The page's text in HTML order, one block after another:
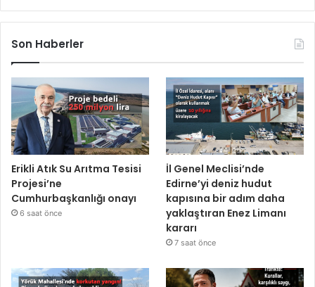
Son Haberler
Erikli Atık Su Arıtma Tesisi
Projesi’ne
Cumhurbaşkanlığı onayı
6 saat önce
İl Genel Meclisi’nde
Edirne’yi deniz hudut
kapısına bir adım daha
yaklaştıran Enez Limanı
kararı
7 saat önce